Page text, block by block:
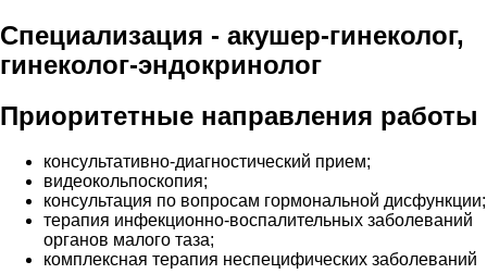
Специализация - акушер-гинеколог,
гинеколог-эндокринолог
Приоритетные направления работы
консультативно-диагностический прием;
видеокольпоскопия;
консультация по вопросам гормональной дисфункции;
терапия инфекционно-воспалительных заболеваний
органов малого таза;
комплексная терапия неспецифических заболеваний